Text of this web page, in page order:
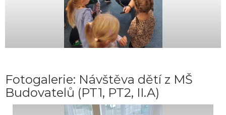
Fotogalerie: Návštěva dětí z MŠ
Budovatelů (PT1, PT2, II.A)